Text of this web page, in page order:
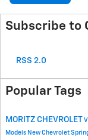
Subscribe to
RSS 2.0
Popular Tags
MORITZ CHEVROLET
Models New Chevrolet